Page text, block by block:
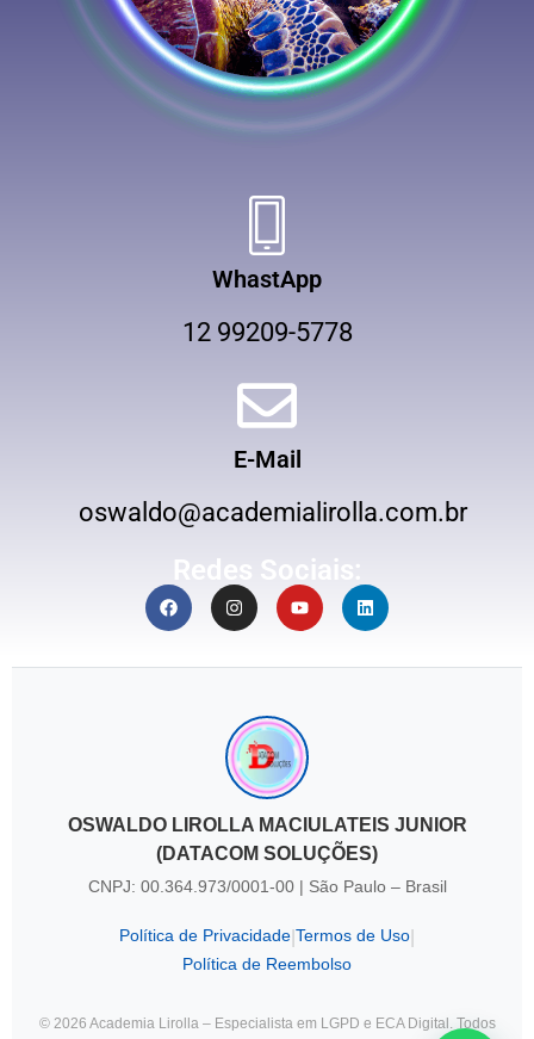
WhastApp
12 99209-5778
E-Mail
oswaldo@academialirolla.com.br
Redes Sociais:
OSWALDO LIROLLA MACIULATEIS JUNIOR
(DATACOM SOLUÇÕES)
CNPJ: 00.364.973/0001-00 | São Paulo – Brasil
Política de Privacidade Termos de Uso
Política de Reembolso
© 2026 Academia Lirolla – Especialista em LGPD e ECA Digital. Todos